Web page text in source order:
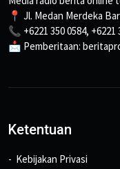
📍 Jl. Medan Merdeka
📞 +6221 350 0584, +6221
📩 Pemberitaan:
Ketentuan
Kebijakan Privasi